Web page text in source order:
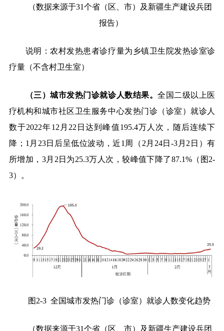
（数据来源于31个省（区、市）及新疆生产建设兵团
报告）
说明：农村发热患者诊疗量为乡镇卫生院发热诊室诊
疗量（不含村卫生室）
（三）城市发热门诊就诊人数结果。全国二级以上医
疗机构和城市社区卫生服务中心发热门诊（诊室）就诊人
数于2022年12 月 22 日达到峰值195.4万人次，随后连续下
降； 1 月 23日后呈低位波动，近1 周（ 2 月 24日-3 月 2 日）有
所增加， 3月 2 日为25.3万人次，较峰值下降了87.1%（图2-
3）。
图2-3 全国城市发热门诊（诊室）就诊人数变化趋势
（数据来源于31个省（区、市）及新疆生产建设兵团